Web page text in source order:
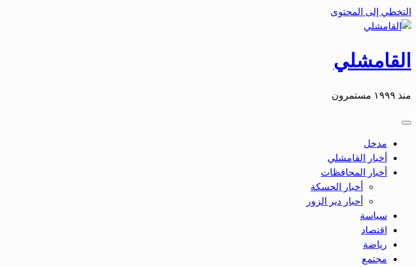
التخطي إلى المحتوى
القامشلي
منذ ١٩٩٩ مستمرون
مدخل
أخبار القامشلي
أخبار المحافظات
أخبار الحسكة
أحبار دير الزور
سياسة
اقتصاد
رياضة
مجتمع